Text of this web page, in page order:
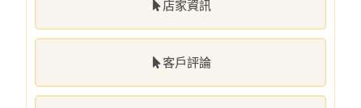
店家資訊
客戶評論